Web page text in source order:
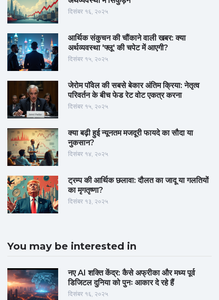
दिसंबर १६, २०२५
आर्थिक संकुचन की चौंकाने वाली खबर: क्या
अर्थव्यवस्था 'फ्लू' की चपेट में आएगी?
दिसंबर १५, २०२५
जेरोम पॉवेल की सबसे बेकार अंतिम क्रिया: नेतृत्व
परिवर्तन के बीच फेड रेट वोट एकत्र करना
दिसंबर १५, २०२५
क्या बढ़ी हुई न्यूनतम मजदूरी फायदे का सौदा या
नुकसान?
दिसंबर १४, २०२५
ट्रम्प की आर्थिक छलावा: दौलत का जादू या गलतियों
का मृगतृष्णा?
दिसंबर १३, २०२५
You may be interested in
नए AI शक्ति केंद्र: कैसे अफ्रीका और मध्य पूर्व
डिजिटल दुनिया को पुनः आकार दे रहे हैं
दिसंबर १६, २०२५